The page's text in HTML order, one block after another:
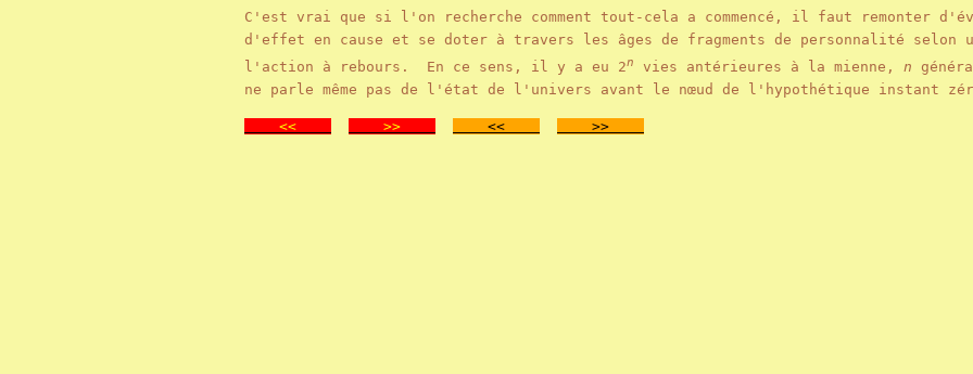
C'est vrai que si l'on recherche comment tout-cela a commencé, il faut remonter
d'effet en cause et se doter à travers les âges de fragments de personnalité selon
l'action à rebours. En ce sens, il y a eu 2n vies antérieures à la mienne, n
ne parle même pas de l'état de l'univers avant le nœud de l'hypothétique instant
<< >> << >>